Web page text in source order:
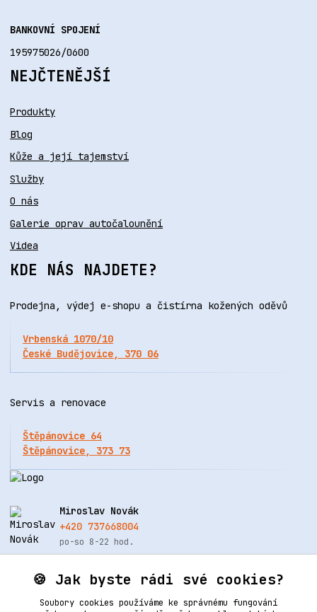
BANKOVNÍ SPOJENÍ
195975026/0600
NEJČTENĚJŠÍ
Produkty
Blog
Kůže a její tajemství
Služby
O nás
Galerie oprav autočalounění
Videa
KDE NÁS NAJDETE?
Prodejna, výdej e-shopu a čistírna kožených oděvů
Vrbenská 1070/10
České Budějovice, 370 06
Servis a renovace
Štěpánovice 64
Štěpánovice, 373 73
Miroslav Novák
+420 737668004
po-so 8-22 hod.
info@renovacekuze.cz
🍪 Jak byste rádi své cookies?
Soubory cookies používáme ke správnému fungování